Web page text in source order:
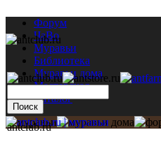
Форум
ЧаВо
Муравьи
Библиотека
Муравьи дома
Мастерская
Каталог
antclub.ru